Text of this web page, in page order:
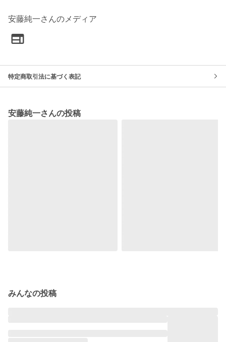
安藤純一さんのメディア
特定商取引法に基づく表記
安藤純一さんの投稿
みんなの投稿